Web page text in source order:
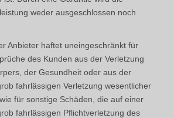
weder ausgeschlossen noch
Anbieter haftet uneingeschränkt für
des Kunden aus der Verletzung
der Gesundheit oder aus der
fahrlässigen Verletzung wesentlicher
für sonstige Schäden, die auf einer
fahrlässigen Pflichtverletzung des